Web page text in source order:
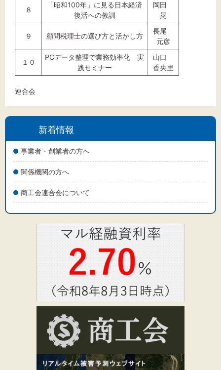
新着情報
事業者・創業者の方へ
関係機関の方へ
商工会連合会について
８
「昭和100年」に見る日本経済
復活への教訓
岡田
晃
９ 顧問税理士の選び方と活かし方
長尾
元彦
１０
PCデータ整理で業務効率化 実
践セミナー
山口
香央里
連合会